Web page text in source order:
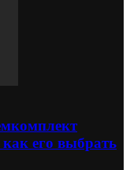
его выбрать